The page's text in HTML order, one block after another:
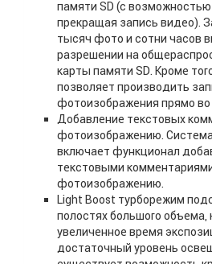
памяти SD (с
прекращая запись видео).
тысяч фото и сотни часов
разрешении на
карты памяти SD. Кроме
позволяет производить
фотоизображения прямо
Добавление текстовых
фотоизображению.
включает функционал
текстовыми
фотоизображению.
Light Boost турборежим
полостях большого объема,
увеличенное время
достаточный уровень